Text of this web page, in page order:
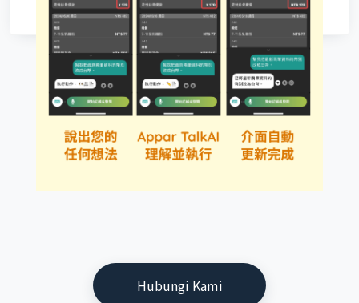
Hubungi Kami